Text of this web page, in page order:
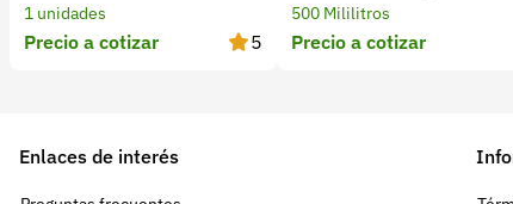
Antiparasitario
1 unidades
Precio a cotizar 5
500 Mililitros
Precio a cotizar
Enlaces de interés